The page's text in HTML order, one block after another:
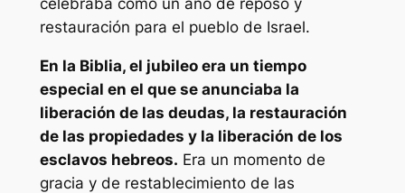
celebraba como un año de reposo y
restauración para el pueblo de Israel.
En la Biblia, el jubileo era un tiempo
especial en el que se anunciaba la
liberación de las deudas, la restauración
de las propiedades y la liberación de los
esclavos hebreos. Era un momento de
gracia y de restablecimiento de las